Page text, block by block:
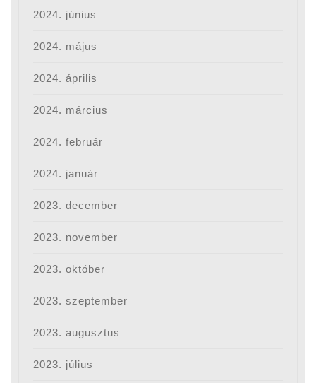
2024. június
2024. május
2024. április
2024. március
2024. február
2024. január
2023. december
2023. november
2023. október
2023. szeptember
2023. augusztus
2023. július